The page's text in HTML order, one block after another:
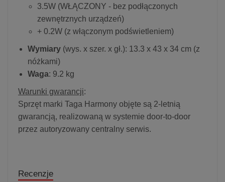
3.5W (WŁĄCZONY - bez podłączonych
zewnętrznych urządzeń)
+ 0.2W (z włączonym podświetleniem)
Wymiary (wys. x szer. x gł.): 13.3 x 43 x 34 cm (z
nóżkami)
Waga: 9.2 kg
Warunki gwarancji:
Sprzęt marki Taga Harmony objęte są 2-letnią
gwarancją, realizowaną w systemie door-to-door
przez autoryzowany centralny serwis.
Recenzje